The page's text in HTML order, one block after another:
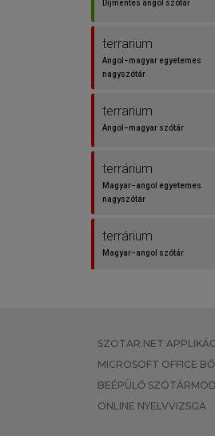
Díjmentes angol szótár
terrarium
Angol−magyar egyetemes
nagyszótár
terrarium
Angol−magyar szótár
terrárium
Magyar−angol egyetemes
nagyszótár
terrárium
Magyar−angol szótár
vivarium
Angol−magyar egyetemes
nagyszótár
SZOTAR.NET
MICROSOFT OFFICE
BEÉPÜLŐ
ONLINE NYELVVIZSGA